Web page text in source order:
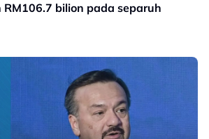
RM106.7 bilion pada separuh